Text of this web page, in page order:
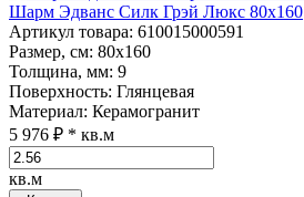
Шарм Эдванс Силк Грэй Люкс 80x160
Артикул товара: 610015000591
Размер, см: 80x160
Толщина, мм: 9
Поверхность: Глянцевая
Материал: Керамогранит
5 976 ₽ * кв.м
кв.м